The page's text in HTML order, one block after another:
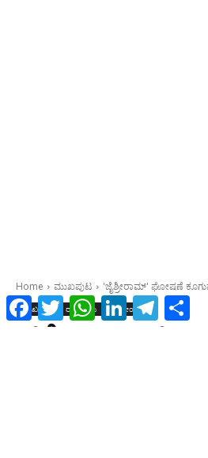
Facebook
TwitterWhatsApp
LinkedInTelegram